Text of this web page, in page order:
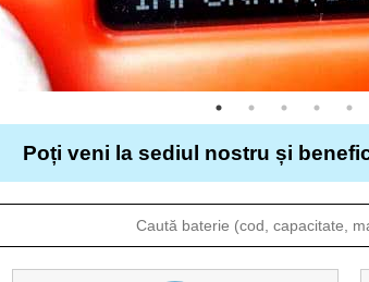
Poți veni la sediul nostru și